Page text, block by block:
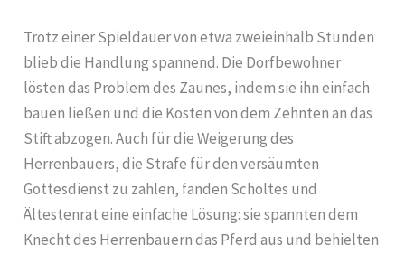
Trotz einer Spieldauer von etwa zweieinhalb Stunden
blieb die Handlung spannend. Die Dorfbewohner
lösten das Problem des Zaunes, indem sie ihn einfach
bauen ließen und die Kosten von dem Zehnten an das
Stift abzogen. Auch für die Weigerung des
Herrenbauers, die Strafe für den versäumten
Gottesdienst zu zahlen, fanden Scholtes und
Ältestenrat eine einfache Lösung: sie spannten dem
Knecht des Herrenbauern das Pferd aus und behielten